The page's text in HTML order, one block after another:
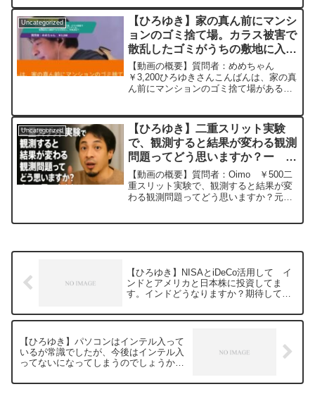
なにかアドバイスが欲しいです。元動
画：一度の失敗は、...
Uncategorized
【ひろゆき】家の真ん前にマンシ
ョンのゴミ捨て場。カラス被害で
散乱したゴミがうちの敷地に入っ
てくる。管理会社に連絡するも対
応なし。対処法は？ー ひろゆき
切り抜き 20250205
【動画の概要】質問者：めめちゃん
￥3,200ひろゆきさんこんばんは、家の真
ん前にマンションのゴミ捨て場があるの
がはいってくるので管理会社に連絡しま
した。すぐに対応しま...
Uncategorized
【ひろゆき】二重スリット実験
で、観測すると結果が変わる観測
問題ってどう思いますか？ー ひ
ろゆき切り抜き 20240111
【動画の概要】質問者：Oimo ￥500二
重スリット実験で、観測すると結果が変
わる観測問題ってどう思いますか？元動
【ひろゆき】NISAとiDeCo活用して イ
ンドとアメリカと日本株に投資してま
す。インドどうなりますか？期待してる
20240930
【ひろゆき】パソコンはインテル入って
いるが常識でしたが、今後はインテル入
ってないになってしまうのでしょうか？